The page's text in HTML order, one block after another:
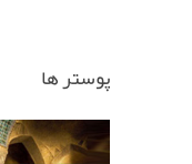
پوستر ها